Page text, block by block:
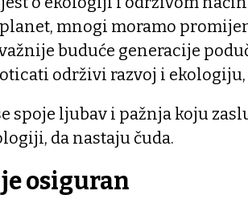
mnogi moramo
buduće generacije
održivi razvoj i ekologiju,
spoje ljubav i pažnja koju
da nastaju čuda.
osiguran